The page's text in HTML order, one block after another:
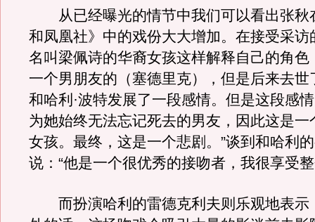
从已经曝光的情节中我们可以看出张秋
和凤凰社》中的戏份大大增加。在接受采访
名叫梁佩诗的华裔女孩这样解释自己的角色
一个男朋友的（塞德里克），但是后来去世
和哈利·波特发展了一段感情。但是这段感
为她始终无法忘记死去的男友，因此这是一
女孩。最终，这是一个悲剧。”谈到和哈利
说：“他是一个很优秀的接吻者，我很享受
而扮演哈利的雷德克利夫则乐观地表示